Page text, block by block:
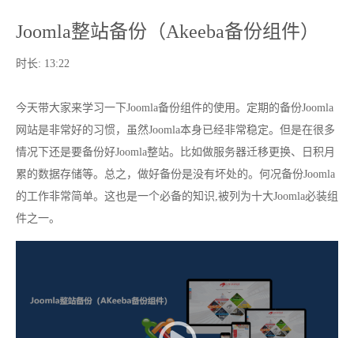
Joomla整站备份（Akeeba备份组件）
时长: 13:22
今天带大家来学习一下Joomla备份组件的使用。定期的备份Joomla
网站是非常好的习惯，虽然Joomla本身已经非常稳定。但是在很多
情况下还是要备份好Joomla整站。比如做服务器迁移更换、日积月
累的数据存储等。总之，做好备份是没有坏处的。何况备份Joomla
的工作非常简单。这也是一个必备的知识,被列为十大Joomla必装组
件之一。